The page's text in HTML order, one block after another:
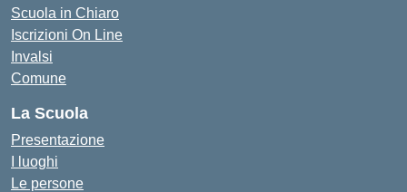
Scuola in Chiaro
Iscrizioni On Line
Invalsi
Comune
La Scuola
Presentazione
I luoghi
Le persone